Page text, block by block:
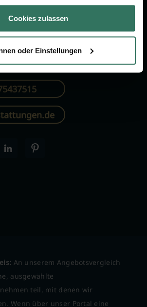
Cookies zulassen
oder Einstellungen
Kostenlos registrieren
UNS
An unserem Angebotsvergleich
ausgewählte
teil, mit denen wir
Wenn über unser Portal eine